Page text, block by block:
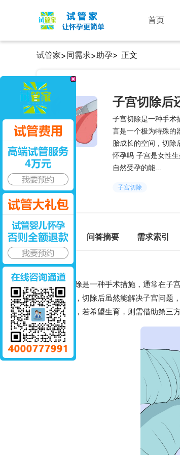
首页
试管家>同需求>助孕> 正文
子宫切除后
子宫切除是一种手术
言是一个极为特殊的
胎成长的空间，切除
怀孕吗 子宫是女性
自然受孕的能...
子宫切除
标签百科 问答摘要 需求索引
子宫切除是一种手术措施，通常在子宫
特殊的器官，切除后虽然能解决子宫问题
失生育能力，若希望生育，则需借助第三